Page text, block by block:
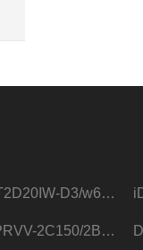
DS-2PT2D20IW-D3/w64路高清硬盘录像机
DS-1LPRVV-2C150/2B监控室外夜视高清电源线护套线200米/卷